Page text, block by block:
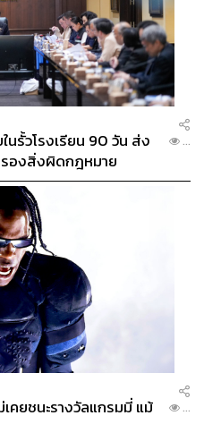
นรั้วโรงเรียน 90 วัน ส่ง
องสิ่งผิดกฎหมาย
...
คยชนะรางวัลแกรมมี่ แม้
...